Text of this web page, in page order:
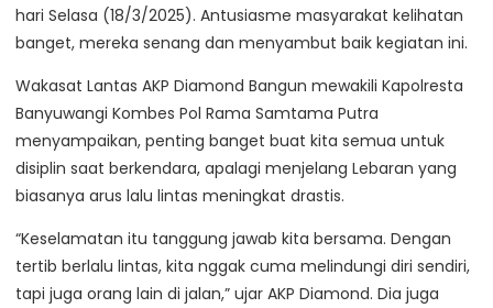
hari Selasa (18/3/2025). Antusiasme masyarakat kelihatan
banget, mereka senang dan menyambut baik kegiatan ini.
Wakasat Lantas AKP Diamond Bangun mewakili Kapolresta
Banyuwangi Kombes Pol Rama Samtama Putra
menyampaikan, penting banget buat kita semua untuk
disiplin saat berkendara, apalagi menjelang Lebaran yang
biasanya arus lalu lintas meningkat drastis.
“Keselamatan itu tanggung jawab kita bersama. Dengan
tertib berlalu lintas, kita nggak cuma melindungi diri sendiri,
tapi juga orang lain di jalan,” ujar AKP Diamond. Dia juga